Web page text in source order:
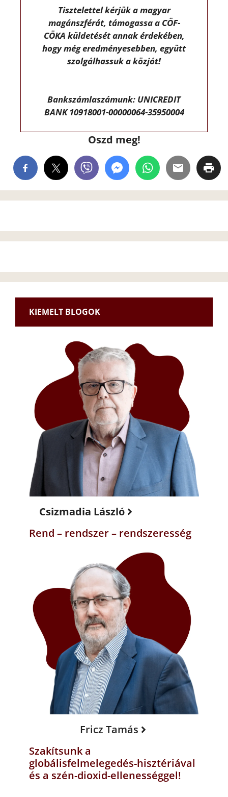
Tisztelettel kérjük a magyar
magánszférát, támogassa a CÖF-
CÖKA küldetését annak érdekében,
hogy még eredményesebben, együtt
szolgálhassuk a közjót!
Bankszámlaszámunk: UNICREDIT
BANK 10918001-00000064-35950004
Oszd meg!
KIEMELT BLOGOK
Csizmadia László
Rend – rendszer – rendszeresség
Fricz Tamás
Szakítsunk a
globálisfelmelegedés-hisztériával
és a szén-dioxid-ellenességgel!